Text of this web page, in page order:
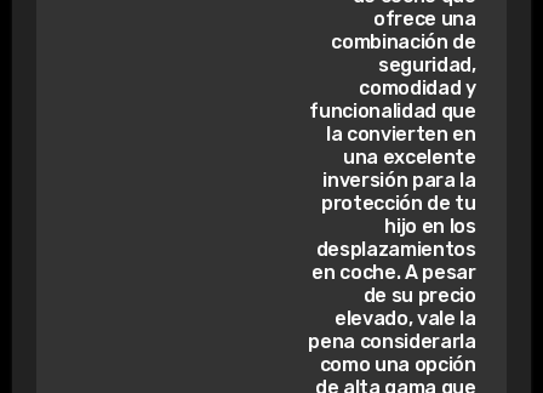
ofrece una
combinación de
seguridad,
comodidad y
funcionalidad que
la convierten en
una excelente
inversión para la
protección de tu
hijo en los
desplazamientos
en coche. A pesar
de su precio
elevado, vale la
pena considerarla
como una opción
de alta gama que